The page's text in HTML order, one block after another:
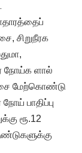
சிறுநீரக
நோய்க ளால்
மேற்கொண்டு
பாதிப்பு
ரூ.12